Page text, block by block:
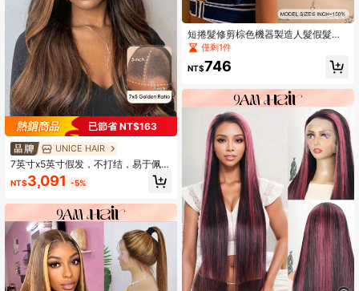
已節省 NT$163
UNICE HAIR
7英寸x5英寸假发，不打结，易于佩
戴，无需胶水，棕色渐变波浪假发，
预剪预漂真人发蕾丝前假发，Unice
NT$3,091 -5%
短捲髮修剪棕色機器製造人髮假髮帶
劉海僅剩1件
NT$746